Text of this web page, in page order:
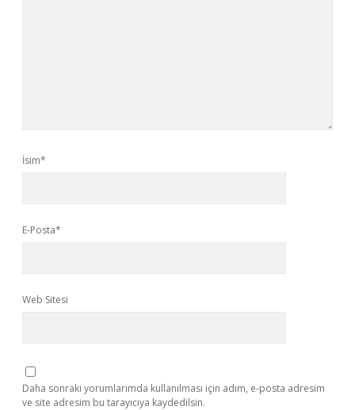
İsim*
E-Posta*
Web Sitesi
Daha sonraki yorumlarımda kullanılması için adım, e-posta adresim
ve site adresim bu tarayıcıya kaydedilsin.